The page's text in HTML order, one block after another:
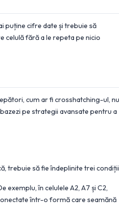
puține cifre date și trebuie să
celulă fără a le repeta pe nicio
cum ar fi crosshatching-ul, nu
pe strategii avansate pentru a
trebuie să fie îndeplinite trei
exemplu, în celulele A2, A7 și C2,
într-o formă care seamănă